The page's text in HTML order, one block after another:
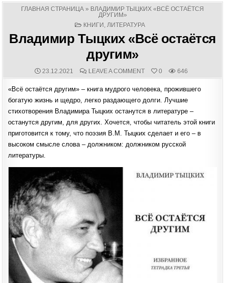
ГЛАВНАЯ СТРАНИЦА » ВЛАДИМИР ТЫЦКИХ «ВСЁ ОСТАЁТСЯ
ДРУГИМ»
POSTED
КНИГИ , ЛИТЕРАТУРА
Владимир Тыцких «Всё остаётся
другим»
PUBLISHED
DATE:
23.12.2021 COMMENTS:
LEAVE A COMMENTON
ВЛАДИМИР
«ВСЁ
ОСТАЁТСЯ
ДРУГИМ»
0 646
«Всё остаётся другим» – книга мудрого человека, прожившего
богатую жизнь и щедро, легко раздающего долги. Лучшие
стихотворения Владимира Тыцких останутся в литературе –
останутся другим, для других. Хочется, чтобы читатель этой книги
приготовится к тому, что поэзия В.М. Тыцких сделает и его – в
высоком смысле слова – должником: должником русской
литературы.